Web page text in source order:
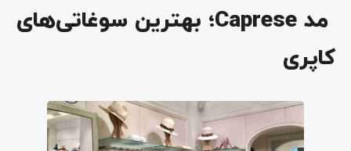
مد Caprese؛ بهترین سوغاتی‌های
کاپری